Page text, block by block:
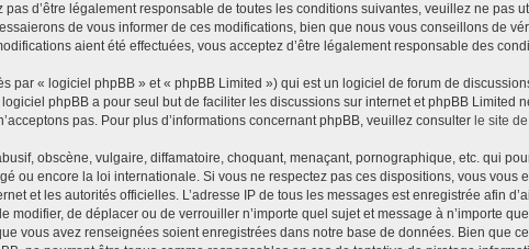
d’être légalement responsable de toutes les conditions suivantes, veuillez ne pas
de vous informer de ces modifications, bien que nous vous conseillons de
aient été effectuées, vous acceptez d’être légalement responsable des
par « logiciel phpBB » et « phpBB Limited ») qui est un logiciel de forum de
phpBB a pour seul but de faciliter les discussions sur internet et phpBB Limited
pas. Pour plus d’informations concernant phpBB, veuillez consulter le site
obscène, vulgaire, diffamatoire, choquant, menaçant, pornographique, etc. qui
ou encore la loi internationale. Si vous ne respectez pas ces dispositions, vous
et les autorités officielles. L’adresse IP de tous les messages est enregistrée afin
modifier, de déplacer ou de verrouiller n’importe quel sujet et message à n’importe
vous avez renseignées soient enregistrées dans notre base de données. Bien que